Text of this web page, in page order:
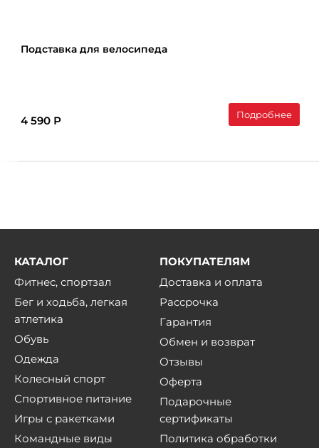
Подставка для велосипеда
4 590 Р Подробнее
КАТАЛОГ
Фитнес, спортзал
Бег и ходьба, легкая
атлетика
Обувь
Одежда
Колесный спорт
Спортивное питание
Игры с ракетками
Командные виды
ПОКУПАТЕЛЯМ
Доставка и оплата
Рассрочка
Гарантия
Обмен и возврат
Отзывы
Оферта
Подарочные
сертификаты
Политика обработки